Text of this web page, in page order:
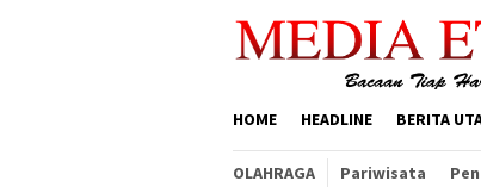
HOME HEADLINE BERITA
OLAHRAGA Pariwisata